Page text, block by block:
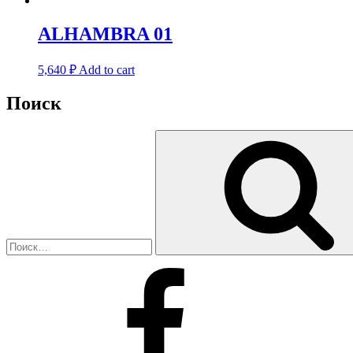
ALHAMBRA 01
5,640 ₽ Add to cart
Поиск